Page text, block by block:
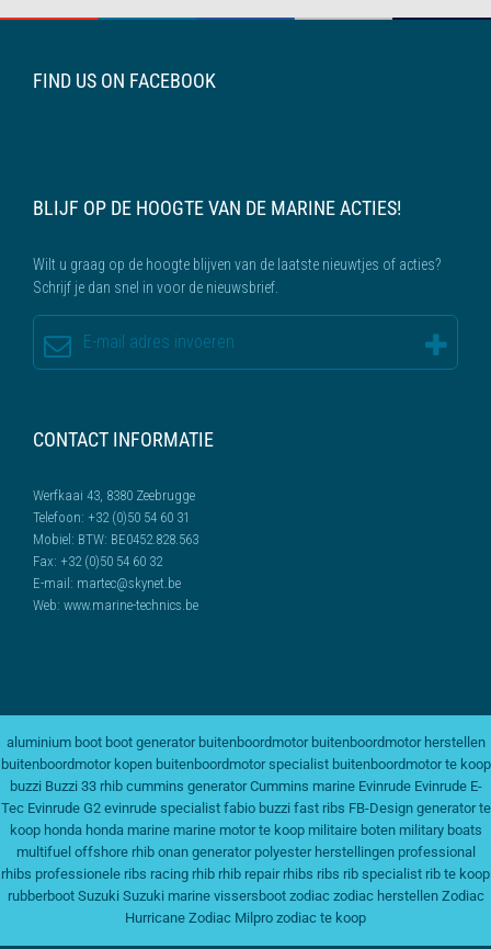
FIND US ON FACEBOOK
BLIJF OP DE HOOGTE VAN DE MARINE ACTIES!
Wilt u graag op de hoogte blijven van de laatste nieuwtjes of acties?
Schrijf je dan snel in voor de nieuwsbrief.
CONTACT INFORMATIE
Werfkaai 43, 8380 Zeebrugge
Telefoon: +32 (0)50 54 60 31
Mobiel: BTW: BE0452.828.563
Fax: +32 (0)50 54 60 32
E-mail: martec@skynet.be
Web: www.marine-technics.be
aluminium boot boot generator buitenboordmotor buitenboordmotor herstellen
buitenboordmotor kopen buitenboordmotor specialist buitenboordmotor te koop
buzzi Buzzi 33 rhib cummins generator Cummins marine Evinrude Evinrude E-
Tec Evinrude G2 evinrude specialist fabio buzzi fast ribs FB-Design generator te
koop honda honda marine marine motor te koop militaire boten military boats
multifuel offshore rhib onan generator polyester herstellingen professional
rhibs professionele ribs racing rhib rhib repair rhibs ribs rib specialist rib te koop
rubberboot Suzuki Suzuki marine vissersboot zodiac zodiac herstellen Zodiac
Hurricane Zodiac Milpro zodiac te koop